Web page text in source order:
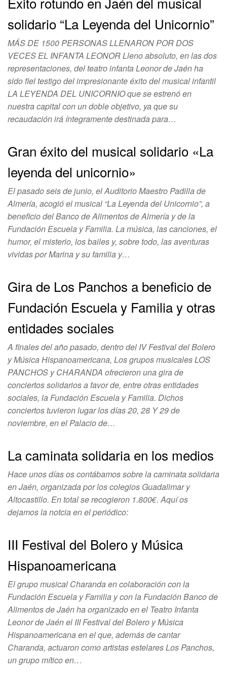
solidario “La Leyenda del Unicornio”
MÁS DE 1500 PERSONAS LLENARON POR DOS
VECES EL INFANTA LEONOR Lleno absoluto, en las dos
representaciones, del teatro infanta Leonor de Jaén ha
sido fiel testigo del impresionante éxito del musical infantil
LA LEYENDA DEL UNICORNIO que se estrenó en
nuestra capital con un doble objetivo, ya que su
recaudación irá íntegramente destinada para…
Gran éxito del musical solidario «La
leyenda del unicornio»
El pasado seis de junio, el Auditorio Maestro Padilla de
Almería, acogió el musical “La Leyenda del Unicornio”, a
beneficio del Banco de Alimentos de Almería y de la
Fundación Escuela y Familia. La música, las canciones, el
humor, el misterio, los bailes y, sobre todo, las aventuras
vividas por Marina y su familia y…
Gira de Los Panchos a beneficio de
Fundación Escuela y Familia y otras
entidades sociales
A finales del año pasado, dentro del IV Festival del Bolero
y Música Hispanoamericana, Los grupos musicales LOS
PANCHOS y CHARANDA ofrecieron una gira de
conciertos solidarios a favor de, entre otras entidades
sociales, la Fundación Escuela y Familia. Dichos
conciertos tuvieron lugar los días 20, 28 Y 29 de
noviembre, en el Palacio de…
La caminata solidaria en los medios
Hace unos días os contábamos sobre la caminata solidaria
en Jaén, organizada por los colegios Guadalimar y
Altocastillo. En total se recogieron 1.800€. Aquí os
dejamos la notcia en el periódico:
III Festival del Bolero y Música
Hispanoamericana
El grupo musical Charanda en colaboración con la
Fundación Escuela y Familia y con la Fundación Banco de
Alimentos de Jaén ha organizado en el Teatro Infanta
Leonor de Jaén el III Festival del Bolero y Música
Hispanoamericana en el que, además de cantar
Charanda, actuaron como artistas estelares Los Panchos,
un grupo mítico en…